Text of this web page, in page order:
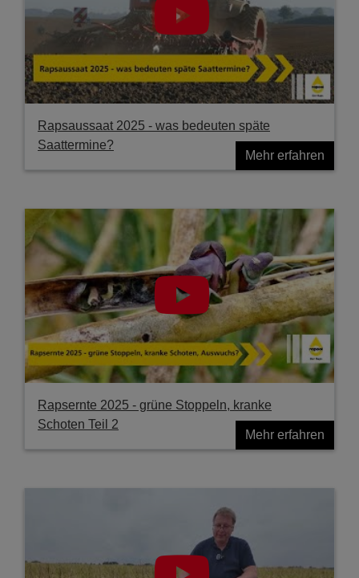
Rapsaussaat 2025 - was bedeuten späte
Saattermine?
Mehr erfahren
Rapsernte 2025 - grüne Stoppeln, kranke
Schoten Teil 2
Mehr erfahren